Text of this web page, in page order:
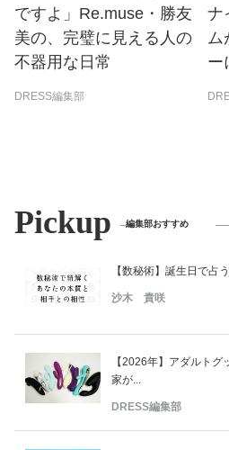
ですよ」Re.muse・勝友
美の、完璧に見える人の
不器用な日常
DRESS編集部
ナ
ム
ー
Pickup 編集部おすすめ
【数秘術】誕生日で占
沙木 貴咲
【2026年】アダルト
家が...
DRESS編集部